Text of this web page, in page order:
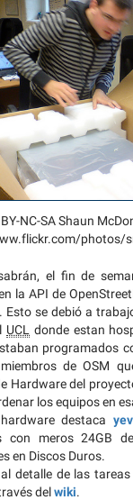
NC-SA Shaun
photos/
el fin de
la API de
Esto se debió a
UCL
donde estan
programados
de OSM
Hardware del
los equipos en
destaca
con meros 24GB
en Discos Duros.
detalle de las
delwiki.